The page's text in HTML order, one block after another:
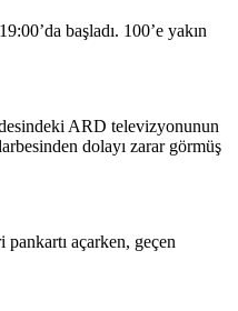
başladı. 100’e yakın
ARD televizyonunun
dolayı zarar görmüş
açarken, geçen